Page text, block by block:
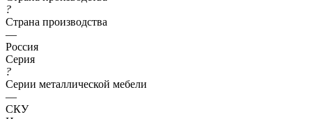
?
Страна производства
—
Россия
Серия
?
Серии металлической мебели
—
СКУ